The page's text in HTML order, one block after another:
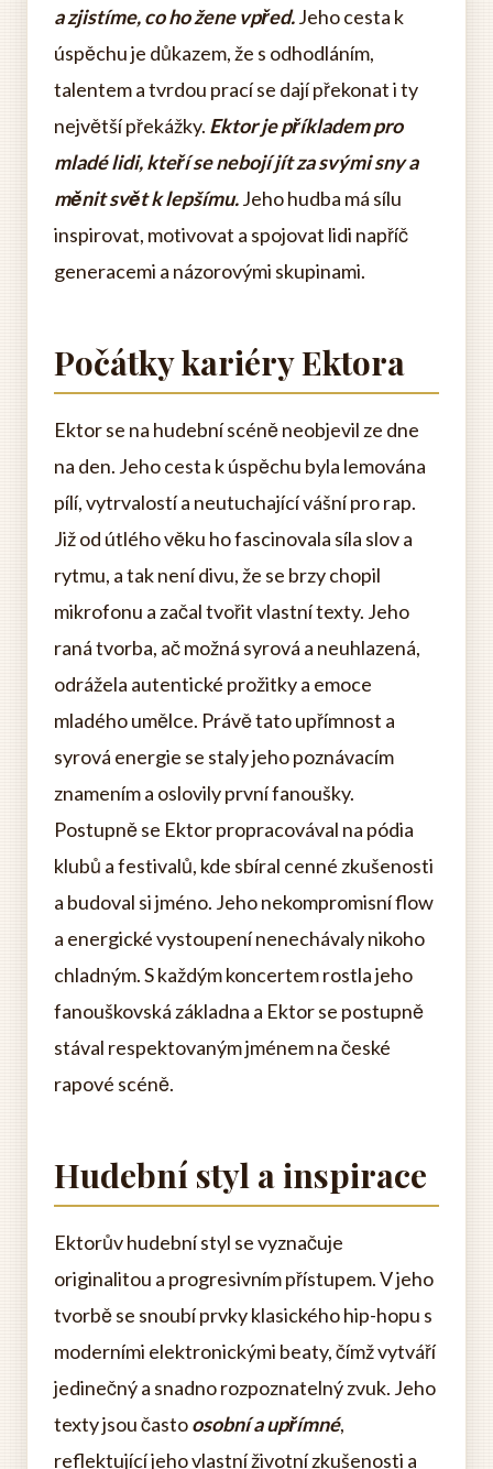
a zjistíme, co ho žene vpřed.Jeho cesta k
úspěchu je důkazem, že s odhodláním,
talentem a tvrdou prací se dají překonat i ty
největší překážky. Ektor je příkladem pro
mladé lidi, kteří se nebojí jít za svými sny a
měnit svět k lepšímu.Jeho hudba má sílu
inspirovat, motivovat a spojovat lidi napříč
generacemi a názorovými skupinami.
Počátky kariéry Ektora
Ektor se na hudební scéně neobjevil ze dne
na den. Jeho cesta k úspěchu byla lemována
pílí, vytrvalostí a neutuchající vášní pro rap.
Již od útlého věku ho fascinovala síla slov a
rytmu, a tak není divu, že se brzy chopil
mikrofonu a začal tvořit vlastní texty. Jeho
raná tvorba, ač možná syrová a neuhlazená,
odrážela autentické prožitky a emoce
mladého umělce. Právě tato upřímnost a
syrová energie se staly jeho poznávacím
znamením a oslovily první fanoušky.
Postupně se Ektor propracovával na pódia
klubů a festivalů, kde sbíral cenné zkušenosti
a budoval si jméno. Jeho nekompromisní flow
a energické vystoupení nenechávaly nikoho
chladným. S každým koncertem rostla jeho
fanouškovská základna a Ektor se postupně
stával respektovaným jménem na české
rapové scéně.
Hudební styl a inspirace
Ektorův hudební styl se vyznačuje
originalitou a progresivním přístupem. V jeho
tvorbě se snoubí prvky klasického hip-hopu s
moderními elektronickými beaty, čímž vytváří
jedinečný a snadno rozpoznatelný zvuk. Jeho
texty jsou častoosobní a upřímné,
reflektující jeho vlastní životní zkušenosti a